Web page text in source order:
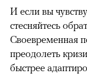
И если вы
стесняйтесь
Своевременная
преодолеть
быстрее